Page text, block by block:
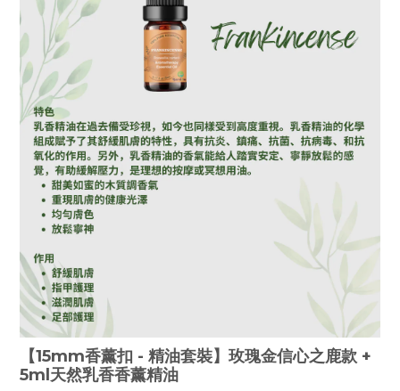
【15mm香薰扣 - 精油套裝】玫瑰金信心之鹿款 +
5ml天然乳香香薰精油